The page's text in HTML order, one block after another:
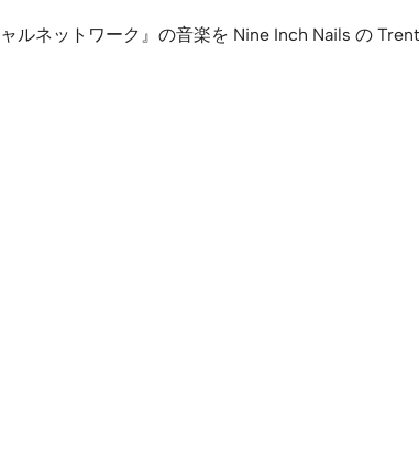
ネットワーク』の音楽を Nine Inch Nails の